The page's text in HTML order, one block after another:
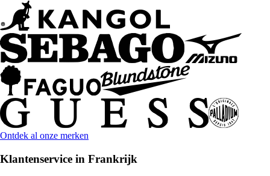
Ontdek al onze merken
Klantenservice in Frankrijk